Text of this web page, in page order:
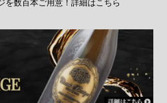
を数百本ご用意！詳細はこちら